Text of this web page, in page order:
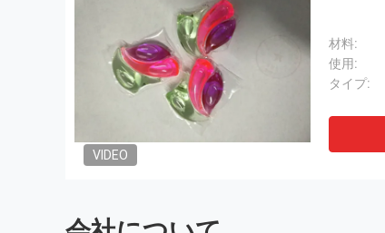
VIDEO
材料:
使用:
タイプ: